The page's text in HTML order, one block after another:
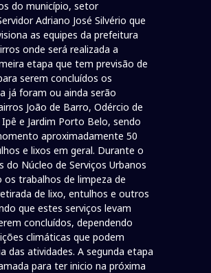
do município, setor
Adriano José Silvério que
as equipes da prefeitura
onde será realizada a
etapa que tem previsão de
serem concluídos os
já foram ou ainda serão
João de Barro, Odércio de
e Jardim Porto Belo, sendo
aproximadamente 50
e lixos em geral. Durante o
do Núcleo de Serviços Urbanos
os trabalhos de limpeza de
de lixo, entulhos e outros
que estes serviços levam
concluídos, dependendo
climáticas que podem
das atividades. A segunda etapa
para ter inicio na próxima